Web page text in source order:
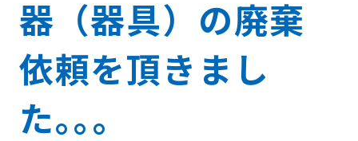
器（器具）の廃棄
依頼を頂きまし
た｡｡｡